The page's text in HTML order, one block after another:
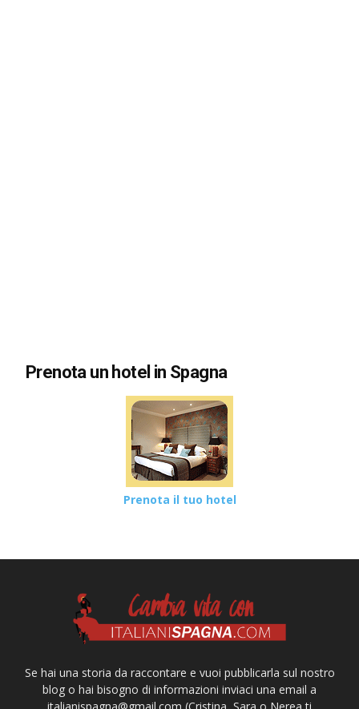
Prenota un hotel in Spagna
Prenota il tuo hotel
Se hai una storia da raccontare e vuoi pubblicarla sul nostro
blog o hai bisogno di informazioni inviaci una email a